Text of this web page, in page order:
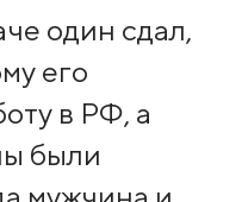
один сдал,
его
в РФ, а
были